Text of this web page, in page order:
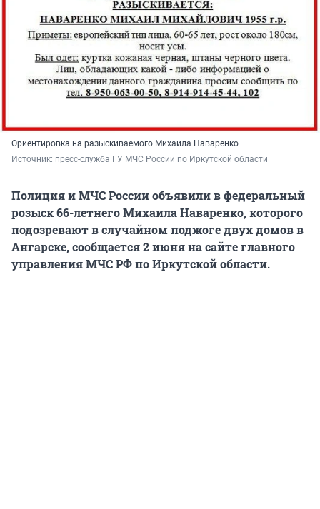
Ориентировка на разыскиваемого Михаила Наваренко
Источник: пресс-служба ГУ МЧС России по Иркутской области
Полиция и МЧС России объявили в федеральный
розыск 66-летнего Михаила Наваренко, которого
подозревают в случайном поджоге двух домов в
Ангарске, сообщается 2 июня на сайте главного
управления МЧС РФ по Иркутской области.